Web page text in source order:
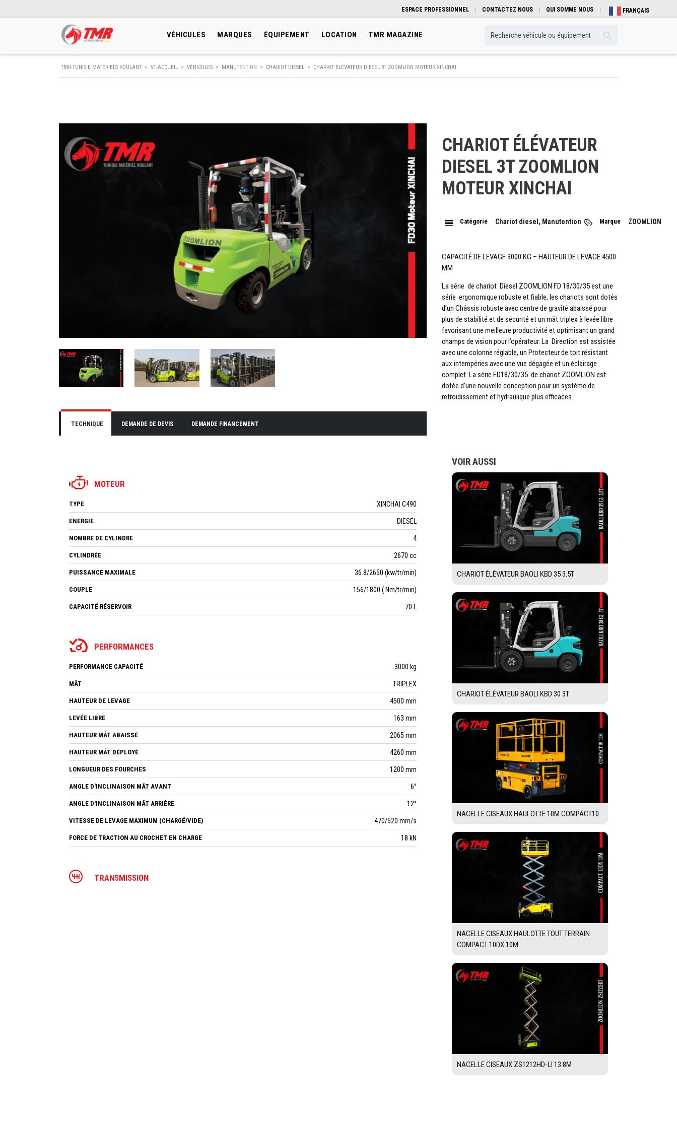
ESPACE PROFESSIONNEL CONTACTEZ NOUS QUI SOMME NOUS FRANÇAIS
VÉHICULES MARQUES ÉQUIPEMENT LOCATION TMR MAGAZINE
TMR-TUNISIE MATÉRIELS ROULANT > V1-ACCUEIL > VÉHICULES > MANUTENTION > CHARIOT DIESEL > CHARIOT ÉLÉVATEUR DIESEL 3T ZOOMLION MOTEUR XINCHAI
TECHNIQUE DEMANDE DE DEVIS DEMANDE FINANCEMENT
MOTEUR
TYPE XINCHAI C490
ENERGIE DIESEL
NOMBRE DE CYLINDRE 4
CYLINDRÉE 2670 cc
PUISSANCE MAXIMALE 36.8/2650 (kw/tr/min)
COUPLE 156/1800 ( Nm/tr/min)
CAPACITÉ RÉSERVOIR 70 L
PERFORMANCES
PERFORMANCE CAPACITÉ 3000 kg
MÂT TRIPLEX
HAUTEUR DE LEVAGE 4500 mm
LEVÉE LIBRE 163 mm
HAUTEUR MÂT ABAISSÉ 2065 mm
HAUTEUR MÂT DÉPLOYÉ 4260 mm
LONGUEUR DES FOURCHES 1200 mm
ANGLE D'INCLINAISON MÂT AVANT 6°
ANGLE D'INCLINAISON MÂT ARRIÈRE 12°
VITESSE DE LEVAGE MAXIMUM (CHARGÉ/VIDE) 470/520 mm/s
FORCE DE TRACTION AU CROCHET EN CHARGE 18 kN
TRANSMISSION
CHARIOT ÉLÉVATEUR
DIESEL 3T ZOOMLION
MOTEUR XINCHAI
Catégorie Chariot diesel, Manutention Marque ZOOMLION
CAPACITÉ DE LEVAGE 3000 KG – HAUTEUR DE LEVAGE 4500
MM
La série de chariot Diesel ZOOMLION FD 18/30/35 est une
série ergonomique robuste et fiable, les chariots sont dotés
d’un Châssis robuste avec centre de gravité abaissé pour
plus de stabilité et de sécurité et un mât triplex à levée libre
favorisant une meilleure productivité et optimisant un grand
champs de vision pour l’opérateur. La Direction est assistée
avec une colonne réglable, un Protecteur de toit résistant
aux intempéries avec une vue dégagée et un éclairage
complet. La série FD18/30/35 de chariot ZOOMLION est
dotée d’une nouvelle conception pour un système de
refroidissement et hydraulique plus efficaces.
VOIR AUSSI
CHARIOT ÉLÉVATEUR BAOLI KBD 35 3.5T
CHARIOT ÉLÉVATEUR BAOLI KBD 30 3T
NACELLE CISEAUX HAULOTTE 10M COMPACT10
NACELLE CISEAUX HAULOTTE TOUT TERRAIN
COMPACT 10DX 10M
NACELLE CISEAUX ZS1212HD-LI 13.8M